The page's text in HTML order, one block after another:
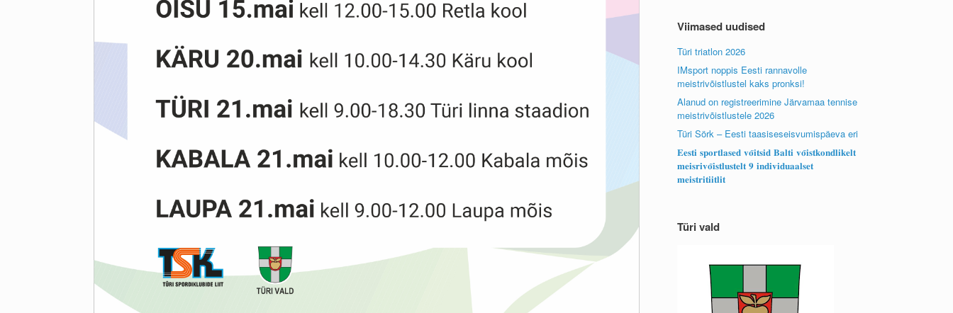
Viimased uudised
Türi triatlon 2026
IMsport noppis Eesti rannavolle
meistrivõistlustel kaks pronksi!
Alanud on registreerimine Järvamaa tennise
meistrivõistlustele 2026
Türi Sörk – Eesti taasiseseisvumispäeva eri
𝐄𝐞𝐬𝐭𝐢 𝐬𝐩𝐨𝐫𝐭𝐥𝐚𝐬𝐞𝐝 𝐯𝐨̃𝐢𝐭𝐬𝐢𝐝 𝐁𝐚𝐥𝐭𝐢 𝐯𝐨̃𝐢𝐬𝐭𝐤𝐨𝐧𝐝𝐥𝐢𝐤𝐞𝐥𝐭
𝐦𝐞𝐢𝐬𝐫𝐢𝐯𝐨̃𝐢𝐬𝐭𝐥𝐮𝐬𝐭𝐞𝐥𝐭 𝟗 𝐢𝐧𝐝𝐢𝐯𝐢𝐝𝐮𝐚𝐚𝐥𝐬𝐞𝐭
𝐦𝐞𝐢𝐬𝐭𝐫𝐢𝐭𝐢𝐢𝐭𝐥𝐢𝐭
Türi vald